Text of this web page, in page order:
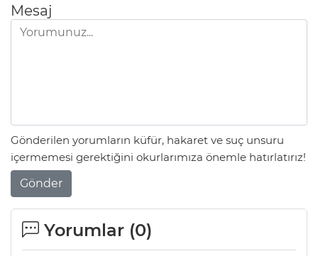
Mesaj
Gönderilen yorumların küfür, hakaret ve suç unsuru
içermemesi gerektiğini okurlarımıza önemle hatırlatırız!
Gönder
Yorumlar (0)